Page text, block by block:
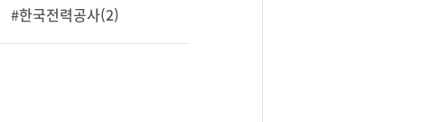
#한국전력공사(2)